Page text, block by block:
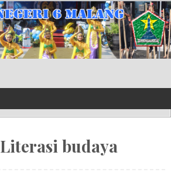
Literasi budaya